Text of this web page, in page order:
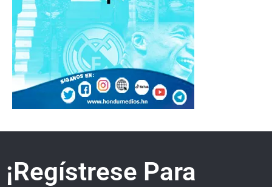
¡Regístrese Para